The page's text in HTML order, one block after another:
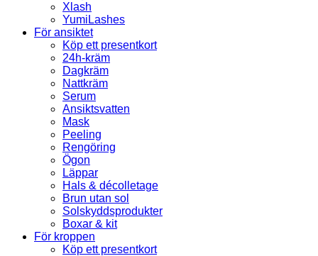
Xlash
YumiLashes
För ansiktet
Köp ett presentkort
24h-kräm
Dagkräm
Nattkräm
Serum
Ansiktsvatten
Mask
Peeling
Rengöring
Ögon
Läppar
Hals & décolletage
Brun utan sol
Solskyddsprodukter
Boxar & kit
För kroppen
Köp ett presentkort